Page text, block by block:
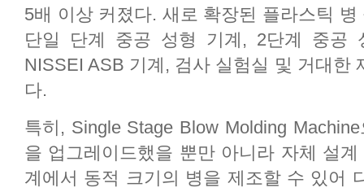
5배 이상 커졌다. 새로 확장된 플라스틱
단일 단계 중공 성형 기계, 2단계 중공
NISSEI ASB 기계, 검사 실험실 및 거대한
다.
특히, Single Stage Blow Molding Machine
을 업그레이드했을 뿐만 아니라 자체 설
계에서 동적 크기의 병을 제조할 수 있어